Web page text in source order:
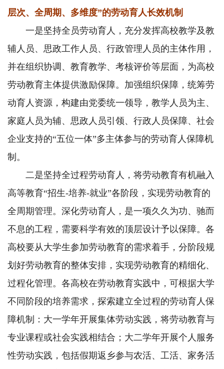
层次、全周期、多维度”的劳动育人长效机制
一是坚持全员劳动育人，充分发挥高校教学及教
辅人员、思政工作人员、行政管理人员的主体作用，
并在组织协调、教育教学、考核评价等层面，为高校
劳动教育主体提供激励保障。加强组织保障，统筹劳
动育人资源，构建由党委统一领导，教学人员为主、
家庭人员为辅、思政人员引领、行政人员保障、社会
企业支持的“五位一体”多主体参与的劳动育人保障机
制。
二是坚持全过程劳动育人，将劳动教育有机融入
高等教育“招生-培养-就业”各阶段，实现劳动教育的
全周期管理。深化劳动育人，是一项久久为功、驰而
不息的工程，需要科学有效的顶层设计予以保障。各
高校要从大学生参加劳动教育的需求着手，分阶段规
划好劳动教育的整体安排，实现劳动教育的精细化、
过程化管理。各高校在劳动教育实践中，可根据大学
不同阶段的培养需求，探索建立全过程的劳动育人保
障机制：大一学年开展集体劳动实践，将劳动教育与
专业课程或社会实践相结合；大二学年开展个人服务
性劳动实践，包括假期返乡参与农活、工活、家务活